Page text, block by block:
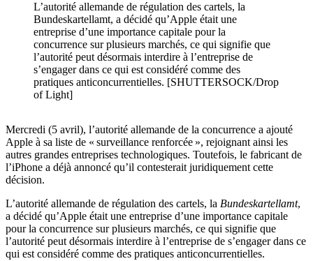
L’autorité allemande de régulation des cartels, la
Bundeskartellamt, a décidé qu’Apple était une
entreprise d’une importance capitale pour la
concurrence sur plusieurs marchés, ce qui signifie que
l’autorité peut désormais interdire à l’entreprise de
s’engager dans ce qui est considéré comme des
pratiques anticoncurrentielles. [SHUTTERSOCK/Drop
of Light]
Mercredi (5 avril), l’autorité allemande de la concurrence a ajouté
Apple à sa liste de « surveillance renforcée », rejoignant ainsi les
autres grandes entreprises technologiques. Toutefois, le fabricant de
l’iPhone a déjà annoncé qu’il contesterait juridiquement cette
décision.
L’autorité allemande de régulation des cartels, la Bundeskartellamt,
a décidé qu’Apple était une entreprise d’une importance capitale
pour la concurrence sur plusieurs marchés, ce qui signifie que
l’autorité peut désormais interdire à l’entreprise de s’engager dans ce
qui est considéré comme des pratiques anticoncurrentielles.